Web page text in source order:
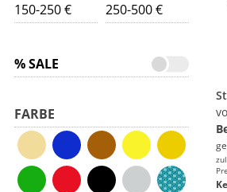
150-250 €
250-500 €
% SALE
FARBE